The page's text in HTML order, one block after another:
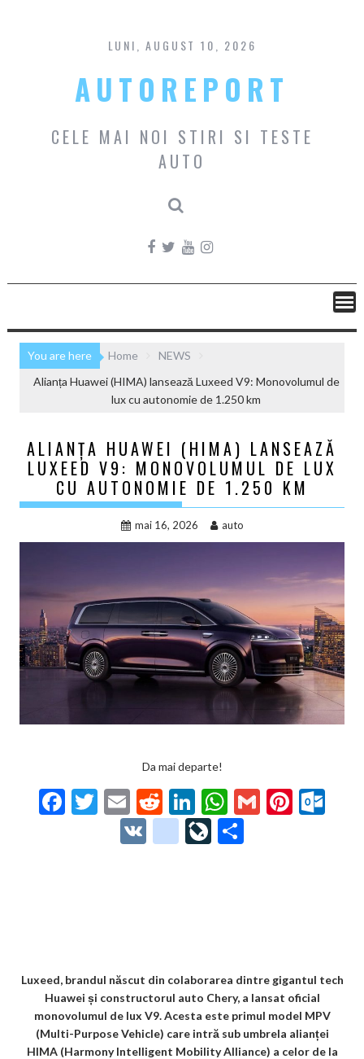
content
LUNI, AUGUST 10, 2026
AUTOREPORT
CELE MAI NOI STIRI SI TESTE
AUTO
You are here Home
NEWS
Alianța Huawei (HIMA) lansează Luxeed V9: Monovolumul de
lux cu autonomie de 1.250 km
ALIANȚA HUAWEI (HIMA) LANSEAZĂ
LUXEED V9: MONOVOLUMUL DE LUX
CU AUTONOMIE DE 1.250 KM
mai 16, 2026 auto
Da mai departe!
F T
w
itt
E
m
ai
R
e
d
Li
n
ke
W
h
at
G Pi
g
o
o
k
Li
Luxeed, brandul născut din colaborarea dintre gigantul tech
Huawei și constructorul auto Chery, a lansat oficial
monovolumul de lux V9. Acesta este primul model MPV
(Multi-Purpose Vehicle) care intră sub umbrela alianței
HIMA (Harmony Intelligent Mobility Alliance) a celor de la